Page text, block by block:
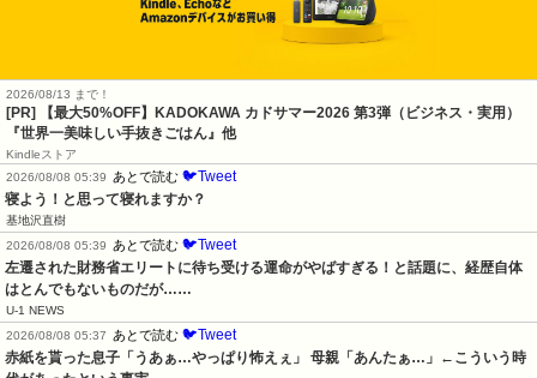
2026/08/13 まで！
[PR]
【最大50%OFF】KADOKAWA カドサマー2026 第3弾（ビジネス・実用）
『世界一美味しい手抜きごはん』他
Kindleストア
2026/08/08 05:39
あとで読む 🐦Tweet
寝よう！と思って寝れますか？
基地沢直樹
2026/08/08 05:39
あとで読む 🐦Tweet
左遷された財務省エリートに待ち受ける運命がやばすぎる！と話題に、経歴自体
はとんでもないものだが……
U-1 NEWS
2026/08/08 05:37
あとで読む 🐦Tweet
赤紙を貰った息子「うあぁ…やっぱり怖えぇ」 母親「あんたぁ…」←こういう時